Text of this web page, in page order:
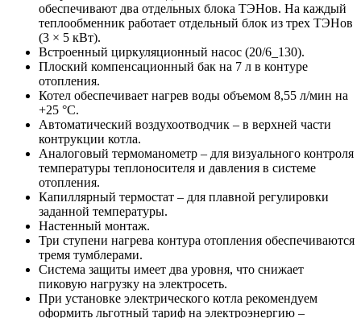
обеспечивают два отдельных блока ТЭНов. На каждый
теплообменник работает отдельный блок из трех ТЭНов
(3 × 5 кВт).
Встроенный циркуляционный насос (20/6_130).
Плоский компенсационный бак на 7 л в контуре
отопления.
Котел обеспечивает нагрев воды объемом 8,55 л/мин на
+25 °С.
Автоматический воздухоотводчик – в верхней части
контрукции котла.
Аналоговый термоманометр – для визуального контроля
температуры теплоносителя и давления в системе
отопления.
Капиллярный термостат – для плавной регулировки
заданной температуры.
Настенный монтаж.
Три ступени нагрева контура отопления обеспечиваются
тремя тумблерами.
Система защиты имеет два уровня, что снижает
пиковую нагрузку на электросеть.
При установке электрического котла рекомендуем
оформить льготный тариф на электроэнергию –